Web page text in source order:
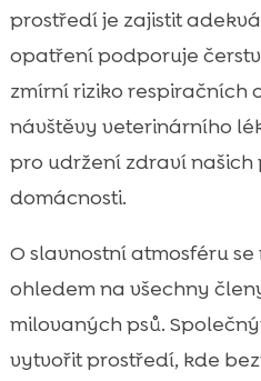
prostředí je zajistit
opatření podporuje
zmírní riziko respiračních
návštěvy veterinárního
pro udržení zdraví
domácnosti.
O slavnostní atmosféru
ohledem na všechny
milovaných psů.
vytvořit prostředí, kde